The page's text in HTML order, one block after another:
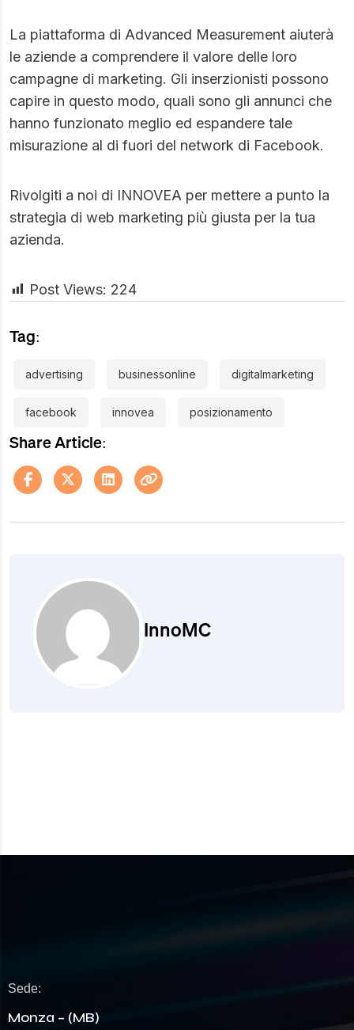
La piattaforma di Advanced Measurement aiuterà
le aziende a comprendere il valore delle loro
campagne di marketing. Gli inserzionisti possono
capire in questo modo, quali sono gli annunci che
hanno funzionato meglio ed espandere tale
misurazione al di fuori del network di Facebook.
Rivolgiti a noi di INNOVEA per mettere a punto la
strategia di web marketing più giusta per la tua
azienda.
Post Views: 224
Tag:
advertising businessonline digitalmarketing
facebook innovea posizionamento
Share Article:
InnoMC
Sede:
Monza – (MB)